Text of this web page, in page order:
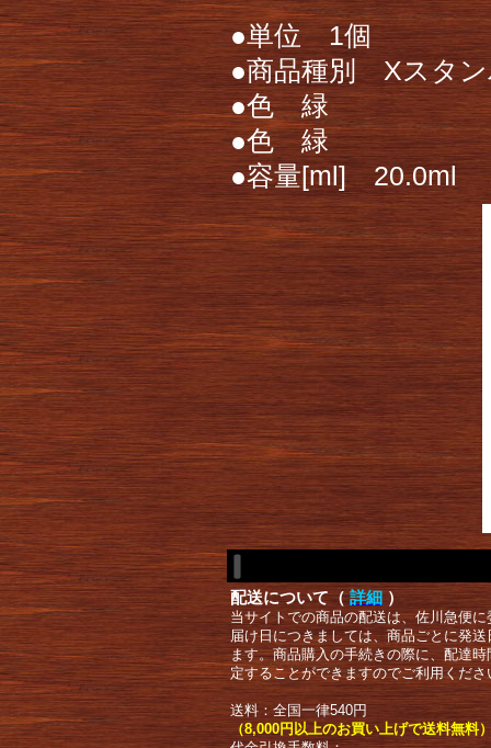
●単位 1個
●商品種別 Xスタン
●色 緑
●色 緑
●容量[ml] 20.0ml
配送について（ 詳細 ）
当サイトでの商品の配送は、佐川急便
届け日につきましては、商品ごとに発
ます。商品購入の手続きの際に、配達
定することができますのでご利用くださ
送料：全国一律540円
（8,000円以上のお買い上げで送料無料